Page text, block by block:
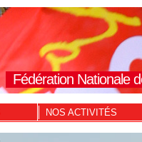
Fédération Nationale
NOS ACTIVITÉS